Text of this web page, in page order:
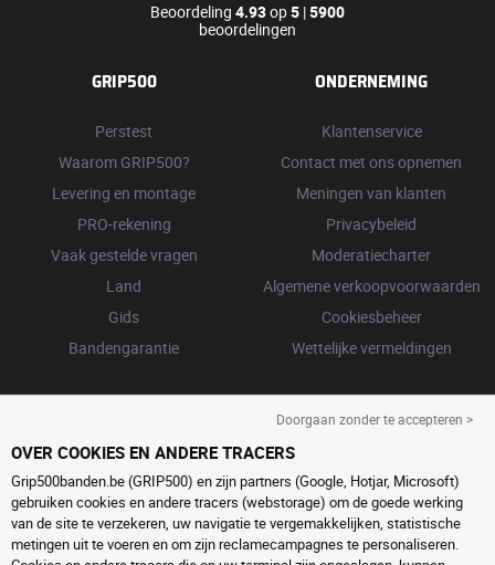
Beoordeling 4.93op5 |5900
beoordelingen
GRIP500
Perstest
Waarom GRIP500?
Levering en montage
PRO-rekening
Vaak gestelde vragen
Land
Gids
Bandengarantie
ONDERNEMING
Klantenservice
Contact met ons opnemen
Meningen van klanten
Privacybeleid
Moderatiecharter
Algemene verkoopvoorwaarden
Cookiesbeheer
Wettelijke vermeldingen
Doorgaan zonder te accepteren >
OVER COOKIES EN ANDERE TRACERS
Grip500banden.be (GRIP500) en zijn partners (Google, Hotjar, Microsoft)
gebruiken cookies en andere tracers (webstorage) om de goede werking
van de site te verzekeren, uw navigatie te vergemakkelijken, statistische
metingen uit te voeren en om zijn reclamecampagnes te personaliseren.